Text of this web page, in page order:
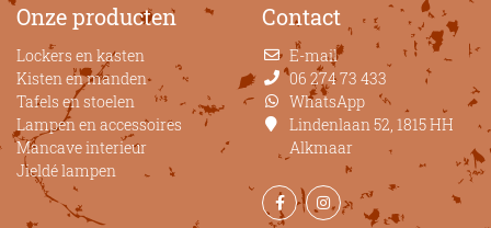
Onze producten
Lockers en kasten
Kisten en manden
Tafels en stoelen
Lampen en accessoires
Mancave interieur
Jieldé lampen
Contact
E-mail
06 274 73 433
WhatsApp
Lindenlaan 52, 1815 HH
Alkmaar